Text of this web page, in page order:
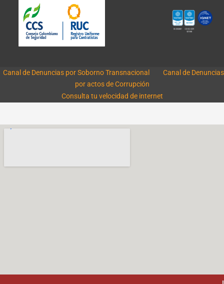
Canal de Denuncias por Soborno Transnacional
Canal de Denuncias
por actos de Corrupción
Consulta tu velocidad de internet